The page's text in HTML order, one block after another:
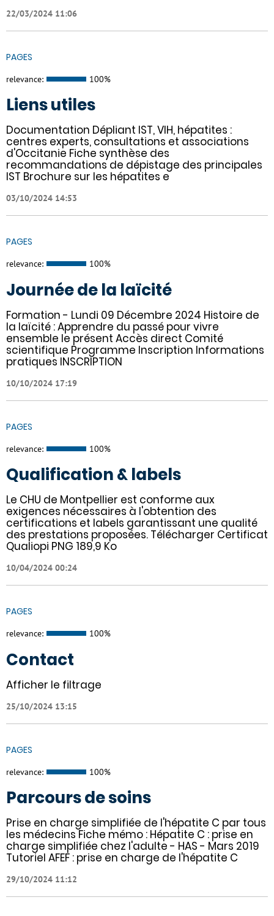
22/03/2024 11:06
PAGES
relevance: 100%
Liens utiles
Documentation Dépliant IST, VIH, hépatites :
centres experts, consultations et associations
d'Occitanie Fiche synthèse des
recommandations de dépistage des principales
IST Brochure sur les hépatites e
03/10/2024 14:53
PAGES
relevance: 100%
Journée de la laïcité
Formation - Lundi 09 Décembre 2024 Histoire de
la laïcité : Apprendre du passé pour vivre
ensemble le présent Accès direct Comité
scientifique Programme Inscription Informations
pratiques ​INSCRIPTION
10/10/2024 17:19
PAGES
relevance: 100%
Qualification & labels
Le CHU de Montpellier est conforme aux
exigences nécessaires à l'obtention des
certifications et labels garantissant une qualité
des prestations proposées. Télécharger Certificat
Qualiopi PNG 189,9 Ko
10/04/2024 00:24
PAGES
relevance: 100%
Contact
Afficher le filtrage
25/10/2024 13:15
PAGES
relevance: 100%
Parcours de soins
Prise en charge simplifiée de l'hépatite C par tous
les médecins Fiche mémo : Hépatite C : prise en
charge simplifiée chez l'adulte - HAS - Mars 2019
Tutoriel AFEF : prise en charge de l'hépatite C
29/10/2024 11:12